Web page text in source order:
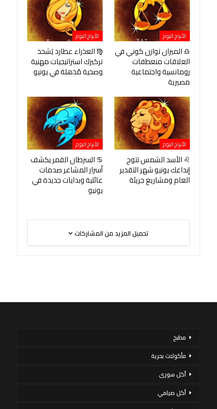
الأبراج اليوم
♎ الميزان توازن كوني في
العلاقات منعطفات
رومانسية واجتماعية
مصيرية
الأبراج اليوم
♍ العذراء عطارد يَشحذ
تركيزك استراتيجيات مهنية
وصحية مُذهلة في يونيو
الأبراج اليوم
♌ الأسد الشمس تتوج
إبداعك يونيو شهر التقدير
العام ومشاريع جريئة
الأبراج اليوم
♋ السرطان القمر يكشف
أسرار المشاعر صدمات
عائلية وبدايات جديدة في
يونيو
تحميل المزيد من المشاركات
مطبخ
مأكولات بحرية
أكل سورى
أكل صيامي